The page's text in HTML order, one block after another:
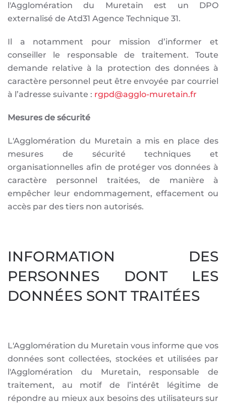
l'Agglomération du Muretain est un DPO
externalisé de Atd31 Agence Technique 31.
Il a notamment pour mission d’informer et
conseiller le responsable de traitement. Toute
demande relative à la protection des données à
caractère personnel peut être envoyée par courriel
à l’adresse suivante : rgpd@agglo-muretain.fr
Mesures de sécurité
L'Agglomération du Muretain a mis en place des
mesures de sécurité techniques et
organisationnelles afin de protéger vos données à
caractère personnel traitées, de manière à
empêcher leur endommagement, effacement ou
accès par des tiers non autorisés.
INFORMATION DES
PERSONNES DONT LES
DONNÉES SONT TRAITÉES
L'Agglomération du Muretain vous informe que vos
données sont collectées, stockées et utilisées par
l'Agglomération du Muretain, responsable de
traitement, au motif de l’intérêt légitime de
répondre au mieux aux besoins des utilisateurs sur